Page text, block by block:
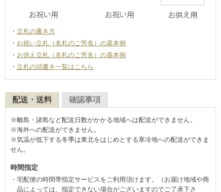
立札の書き方
お祝い立札（名札のご芳名）の基本例
お供え立札（名札のご芳名）の基本例
立札の頭書き一覧はこちら
配送・送料 確認事項
※離島・諸島など配送日数がかかる地域へは配送ができません。
※海外への配送ができません。
※気温が低下する冬季は東北をはじめとする寒冷地への配送ができま
せん。
時間指定
宅配便の時間帯指定サービスをご利用頂けます。（お届け地域や商
品によっては、指定できない場合がございますのでご了承下さ